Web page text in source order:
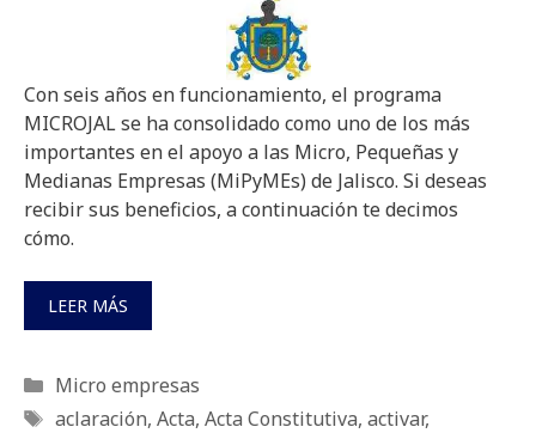
Con seis años en funcionamiento, el programa
MICROJAL se ha consolidado como uno de los más
importantes en el apoyo a las Micro, Pequeñas y
Medianas Empresas (MiPyMEs) de Jalisco. Si deseas
recibir sus beneficios, a continuación te decimos
cómo.
LEER MÁS
Categorías
Micro empresas
Etiquetas
aclaración, Acta, Acta Constitutiva, activar,